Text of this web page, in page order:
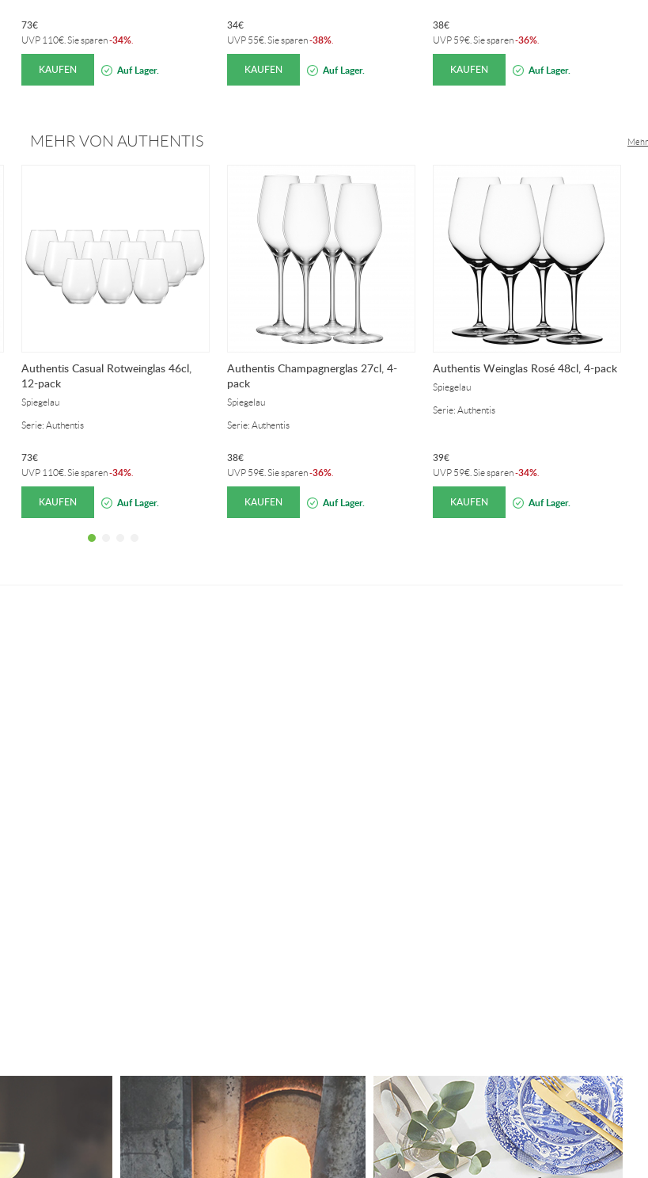
73€
UVP 110€ . Sie sparen-34%
KAUFEN Auf Lager.
34€
UVP 55€ . Sie sparen-38%
KAUFEN Auf Lager.
38€
UVP 59€ . Sie sparen-36%
KAUFEN Auf Lager.
Mehr
MEHR VON AUTHENTIS
Authentis Casual Rotweinglas 46cl,
12-pack
Spiegelau
Serie: Authentis
73€
UVP 110€ . Sie sparen-34%
KAUFEN Auf Lager.
Authentis Champagnerglas 27cl, 4-
pack
Spiegelau
Serie: Authentis
38€
UVP 59€ . Sie sparen-36%
KAUFEN Auf Lager.
Authentis Weinglas Rosé 48cl, 4-pack
Spiegelau
Serie: Authentis
39€
UVP 59€ . Sie sparen-34%
KAUFEN Auf Lager.